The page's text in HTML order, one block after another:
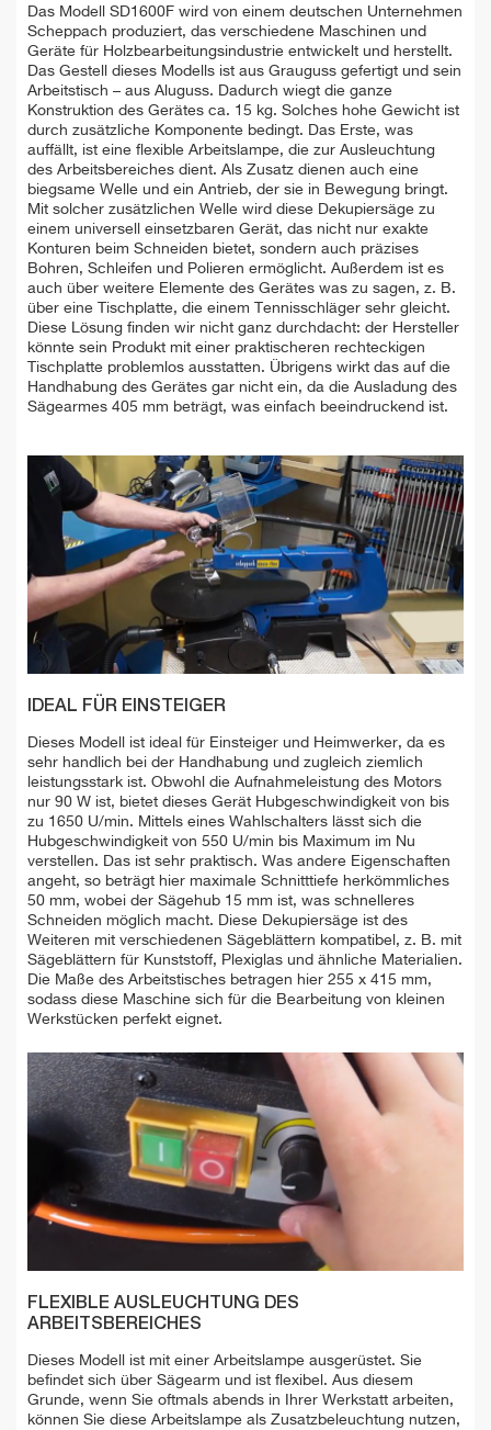
Das Modell SD1600F wird von einem deutschen Unternehmen
Scheppach produziert, das verschiedene Maschinen und
Geräte für Holzbearbeitungsindustrie entwickelt und herstellt.
Das Gestell dieses Modells ist aus Grauguss gefertigt und sein
Arbeitstisch – aus Aluguss. Dadurch wiegt die ganze
Konstruktion des Gerätes ca. 15 kg. Solches hohe Gewicht ist
durch zusätzliche Komponente bedingt. Das Erste, was
auffällt, ist eine flexible Arbeitslampe, die zur Ausleuchtung
des Arbeitsbereiches dient. Als Zusatz dienen auch eine
biegsame Welle und ein Antrieb, der sie in Bewegung bringt.
Mit solcher zusätzlichen Welle wird diese Dekupiersäge zu
einem universell einsetzbaren Gerät, das nicht nur exakte
Konturen beim Schneiden bietet, sondern auch präzises
Bohren, Schleifen und Polieren ermöglicht. Außerdem ist es
auch über weitere Elemente des Gerätes was zu sagen, z. B.
über eine Tischplatte, die einem Tennisschläger sehr gleicht.
Diese Lösung finden wir nicht ganz durchdacht: der Hersteller
könnte sein Produkt mit einer praktischeren rechteckigen
Tischplatte problemlos ausstatten. Übrigens wirkt das auf die
Handhabung des Gerätes gar nicht ein, da die Ausladung des
Sägearmes 405 mm beträgt, was einfach beeindruckend ist.
IDEAL FÜR EINSTEIGER
Dieses Modell ist ideal für Einsteiger und Heimwerker, da es
sehr handlich bei der Handhabung und zugleich ziemlich
leistungsstark ist. Obwohl die Aufnahmeleistung des Motors
nur 90 W ist, bietet dieses Gerät Hubgeschwindigkeit von bis
zu 1650 U/min. Mittels eines Wahlschalters lässt sich die
Hubgeschwindigkeit von 550 U/min bis Maximum im Nu
verstellen. Das ist sehr praktisch. Was andere Eigenschaften
angeht, so beträgt hier maximale Schnitttiefe herkömmliches
50 mm, wobei der Sägehub 15 mm ist, was schnelleres
Schneiden möglich macht. Diese Dekupiersäge ist des
Weiteren mit verschiedenen Sägeblättern kompatibel, z. B. mit
Sägeblättern für Kunststoff, Plexiglas und ähnliche Materialien.
Die Maße des Arbeitstisches betragen hier 255 x 415 mm,
sodass diese Maschine sich für die Bearbeitung von kleinen
Werkstücken perfekt eignet.
FLEXIBLE AUSLEUCHTUNG DES
ARBEITSBEREICHES
Dieses Modell ist mit einer Arbeitslampe ausgerüstet. Sie
befindet sich über Sägearm und ist flexibel. Aus diesem
Grunde, wenn Sie oftmals abends in Ihrer Werkstatt arbeiten,
können Sie diese Arbeitslampe als Zusatzbeleuchtung nutzen,